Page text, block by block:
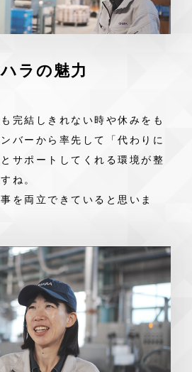
ラの魅力
完結しきれない時や休みをも
バーから率先して「代わりに
サポートしてくれる環境が整
ね。
を両立できていると思いま